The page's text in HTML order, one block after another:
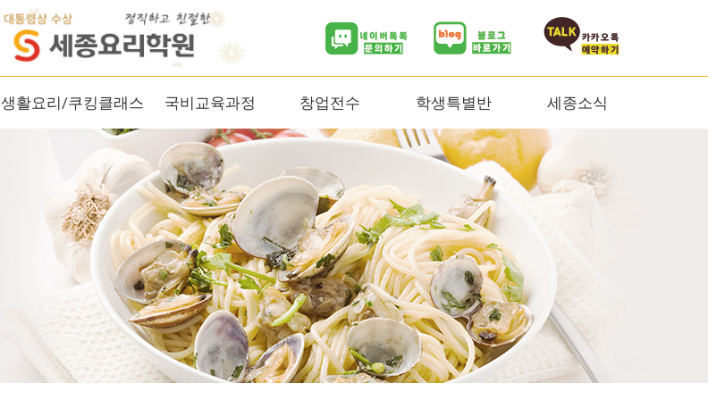
생활요리/쿠킹클래스 국비교육과정 창업전수 학생특별반 세종소식